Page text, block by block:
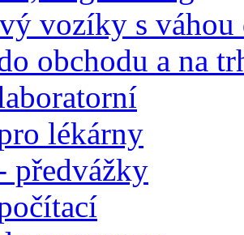
vozíky s
obchodu a na
lékárny
předvážky